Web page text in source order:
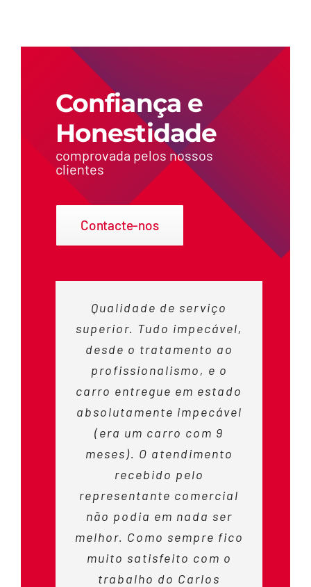
Confiança e
Honestidade
comprovada pelos nossos
clientes
Contacte-nos
Qualidade de serviço
superior. Tudo impecável,
desde o tratamento ao
profissionalismo, e o
carro entregue em estado
absolutamente impecável
(era um carro com 9
meses). O atendimento
recebido pelo
representante comercial
não podia em nada ser
melhor. Como sempre fico
muito satisfeito com o
trabalho do Carlos